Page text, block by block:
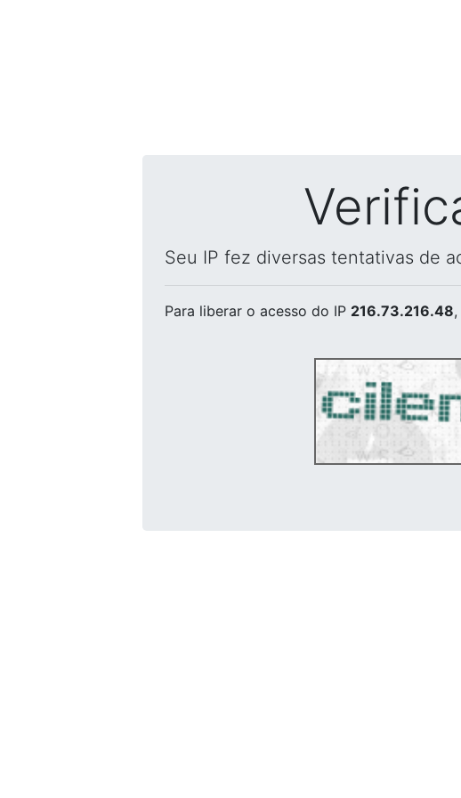
Seu IP fez diversas tentativas de
Para liberar o acesso do IP 216.73.216.48